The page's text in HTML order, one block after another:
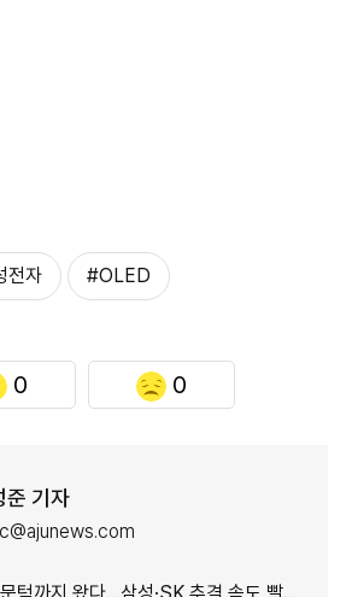
전자 #OLED
0 0
준 기자